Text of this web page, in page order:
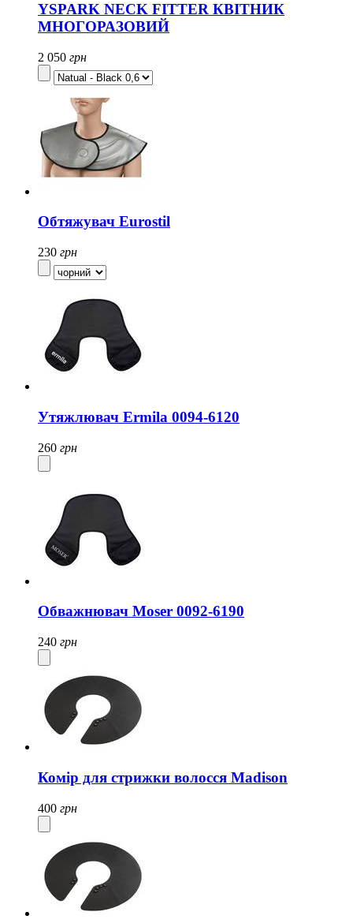
YSPARK NECK FITTER КВІТНИК
МНОГОРАЗОВИЙ
2 050 грн
Обтяжувач Eurostil
230 грн
Утяжлювач Ermila 0094-6120
260 грн
Обважнювач Moser 0092-6190
240 грн
Комір для стрижки волосся Madison
400 грн